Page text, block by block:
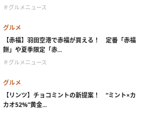
＃グルメニュース
グルメ
【赤福】羽田空港で赤福が買える！ 定番「赤福
餅」や夏季限定「赤...
＃グルメニュース
グルメ
【リンツ】チョコミントの新提案！ “ミント×カ
カオ52%”黄金...